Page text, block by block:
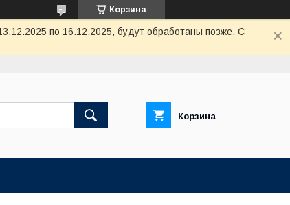
Корзина
по 16.12.2025, будут обработаны позже. С
Корзина